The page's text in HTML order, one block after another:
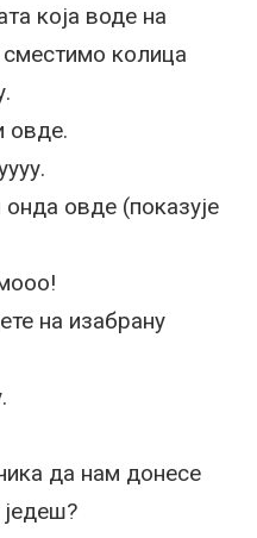
која воде на
колица
овде.
овде (показује
на изабрану
да нам донесе